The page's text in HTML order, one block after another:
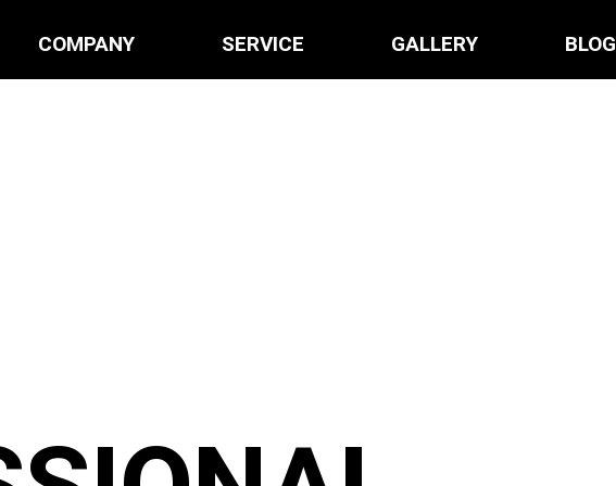
COMPANY SERVICE GALLERY BLOG